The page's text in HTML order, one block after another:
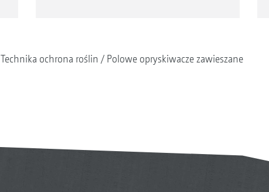
Technika ochrona roślin Polowe opryskiwacze zawieszane